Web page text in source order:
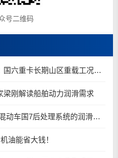
号二维码
低粘度重载柴机油普及争议：国六重卡长期山区重载工况是否适合0W-20柴油机油？
刚解读船舶动力润滑需求
雅富顿OEM经理王银辉分享混动车国7后处理系统的润滑油要求
油能省大钱！